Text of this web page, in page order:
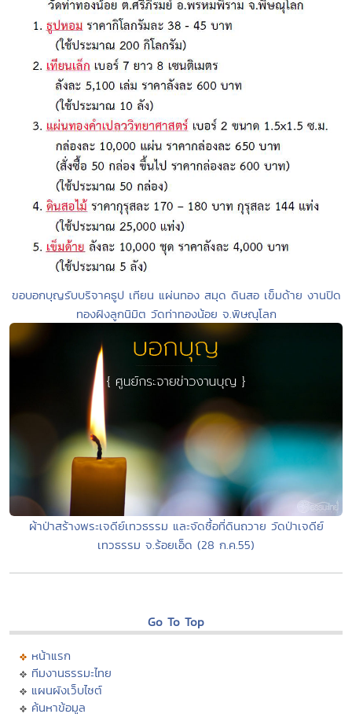
ขอบอกบุญรับบริจาคธูป เทียน แผ่นทอง สมุด ดินสอ เข็มด้าย งานปิด
ทองฝังลูกนิมิต วัดท่าทองน้อย จ.พิษณุโลก
ผ้าป่าสร้างพระเจดีย์เทวธรรม และจัดซื้อที่ดินถวาย วัดป่าเจดีย์
เทวธรรม จ.ร้อยเอ็ด (28 ก.ค.55)
Go To Top
หน้าแรก
ทีมงานธรรมะไทย
แผนผังเว็บไซต์
ค้นหาข้อมูล